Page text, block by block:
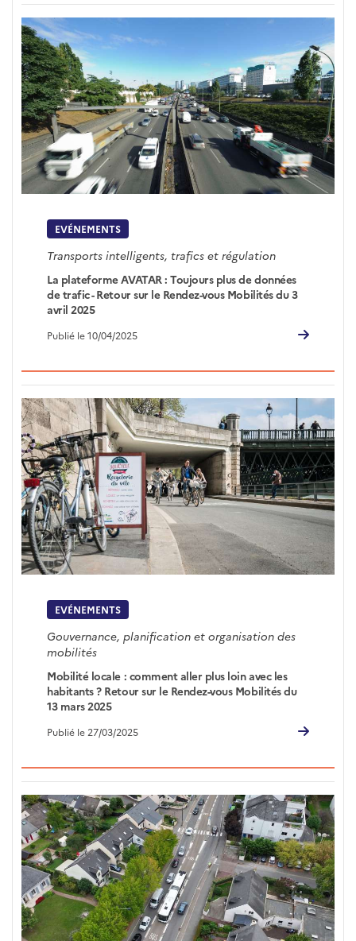
EVÉNEMENTS
Transports intelligents, trafics et régulation
La plateforme AVATAR : Toujours plus de données
de trafic - Retour sur le Rendez-vous Mobilités du 3
avril 2025
Publié le 10/04/2025
EVÉNEMENTS
Gouvernance, planification et organisation des
mobilités
Mobilité locale : comment aller plus loin avec les
habitants ? Retour sur le Rendez-vous Mobilités du
13 mars 2025
Publié le 27/03/2025